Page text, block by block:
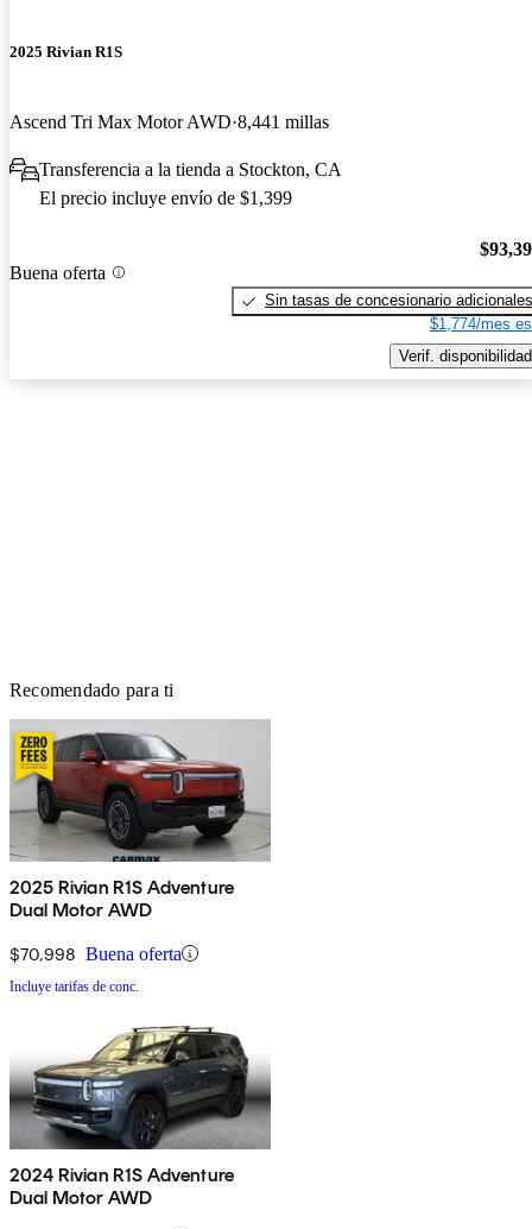
2025 Rivian R1S
Ascend Tri Max Motor AWD 8,441 millas
Transferencia a la tienda a Stockton, CA
El precio incluye envío de $1,399
Buena oferta
Sin tasas de concesionario adicionales
$1,774/mes
Verif. disponibilidad
Recomendado para ti
2025 Rivian R1S Adventure
Dual Motor AWD
$70,998 Buena oferta
Incluye tarifas de conc.
2024 Rivian R1S Adventure
Dual Motor AWD